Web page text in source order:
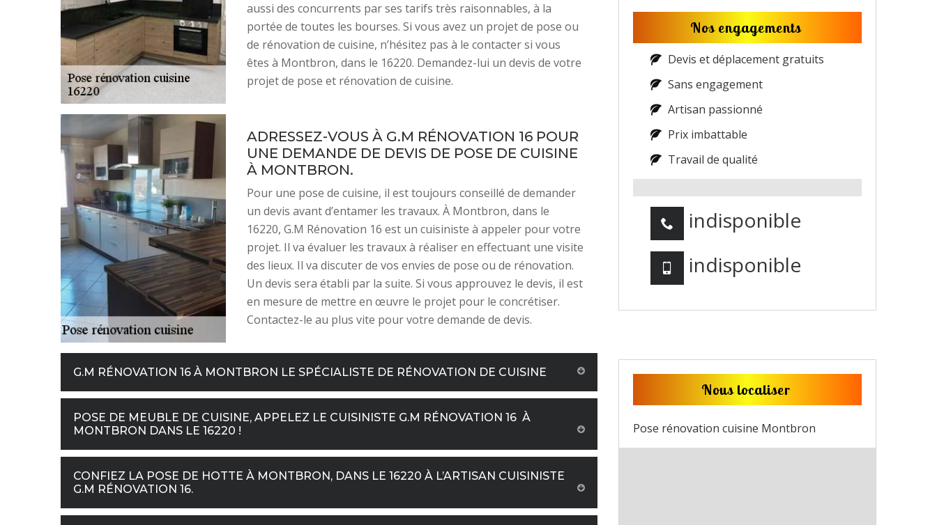
aussi des concurrents par ses tarifs très raisonnables, à la
portée de toutes les bourses. Si vous avez un projet de pose ou
de rénovation de cuisine, n’hésitez pas à le contacter si vous
êtes à Montbron, dans le 16220. Demandez-lui un devis de votre
projet de pose et rénovation de cuisine.
ADRESSEZ-VOUS À G.M RÉNOVATION 16 POUR
UNE DEMANDE DE DEVIS DE POSE DE CUISINE
À MONTBRON.
Pour une pose de cuisine, il est toujours conseillé de demander
un devis avant d’entamer les travaux. À Montbron, dans le
16220, G.M Rénovation 16 est un cuisiniste à appeler pour votre
projet. Il va évaluer les travaux à réaliser en effectuant une visite
des lieux. Il va discuter de vos envies de pose ou de rénovation.
Un devis sera établi par la suite. Si vous approuvez le devis, il est
en mesure de mettre en œuvre le projet pour le concrétiser.
Contactez-le au plus vite pour votre demande de devis.
G.M RÉNOVATION 16 À MONTBRON LE SPÉCIALISTE DE RÉNOVATION DE CUISINE
POSE DE MEUBLE DE CUISINE, APPELEZ LE CUISINISTE G.M RÉNOVATION 16 À
MONTBRON DANS LE 16220 !
CONFIEZ LA POSE DE HOTTE À MONTBRON, DANS LE 16220 À L’ARTISAN CUISINISTE
G.M RÉNOVATION 16.
Nos engagements
Devis et déplacement gratuits
Sans engagement
Artisan passionné
Prix imbattable
Travail de qualité
indisponible
indisponible
Nous localiser
Pose rénovation cuisine Montbron